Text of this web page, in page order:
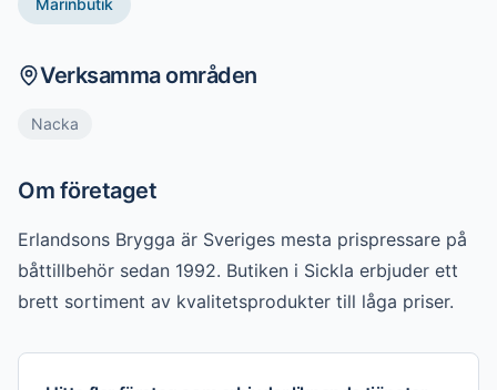
Marinbutik
Verksamma områden
Nacka
Om företaget
Erlandsons Brygga är Sveriges mesta prispressare på
båttillbehör sedan 1992. Butiken i Sickla erbjuder ett
brett sortiment av kvalitetsprodukter till låga priser.